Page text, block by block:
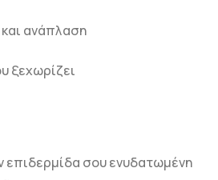
ανάπλαση
ξεχωρίζει
επιδερμίδα σου ενυδατωμένη